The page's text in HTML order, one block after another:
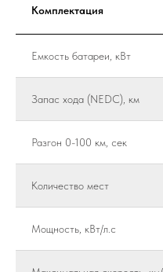
Комплектация
Емкость батареи, кВт
Запас хода (NEDC), км
Разгон 0-100 км, сек
Количество мест
Мощность, кВт/л.с